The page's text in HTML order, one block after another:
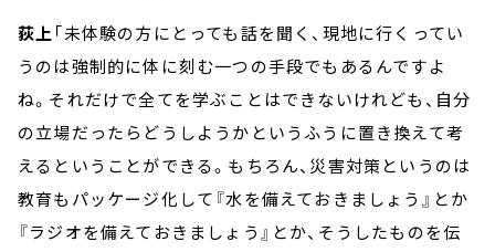
荻上「未体験の方にとっても話を聞く、現地に行くってい
うのは強制的に体に刻む一つの手段でもあるんですよ
ね。それだけで全てを学ぶことはできないけれども、自分
の立場だったらどうしようかというふうに置き換えて考
えるということができる。もちろん、災害対策というのは
教育もパッケージ化して『水を備えておきましょう』とか
『ラジオを備えておきましょう』とか、そうしたものを伝